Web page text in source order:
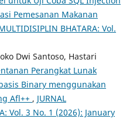
Pemesanan Makanan
BHATARA: Vol.
Dwi Santoso, Hastari
Perangkat Lunak
Binary menggunakan
Afl++ , JURNAL
Vol. 3 No. 1 (2026): January